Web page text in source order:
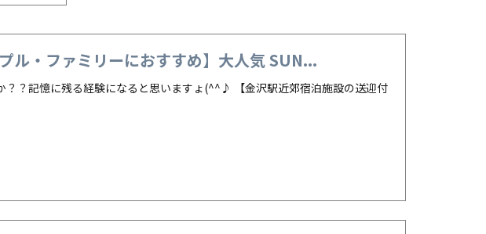
ル・ファミリーにおすすめ】大人気 SUN...
？？記憶に残る経験になると思いますょ(^^♪ 【金沢駅近郊宿泊施設の送迎付